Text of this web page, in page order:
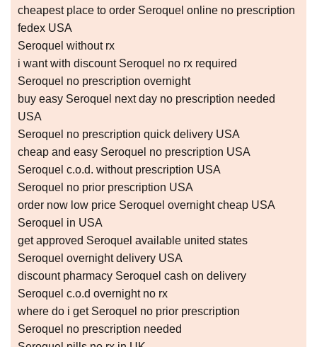
cheapest place to order Seroquel online no prescription
fedex USA
Seroquel without rx
i want with discount Seroquel no rx required
Seroquel no prescription overnight
buy easy Seroquel next day no prescription needed
USA
Seroquel no prescription quick delivery USA
cheap and easy Seroquel no prescription USA
Seroquel c.o.d. without prescription USA
Seroquel no prior prescription USA
order now low price Seroquel overnight cheap USA
Seroquel in USA
get approved Seroquel available united states
Seroquel overnight delivery USA
discount pharmacy Seroquel cash on delivery
Seroquel c.o.d overnight no rx
where do i get Seroquel no prior prescription
Seroquel no prescription needed